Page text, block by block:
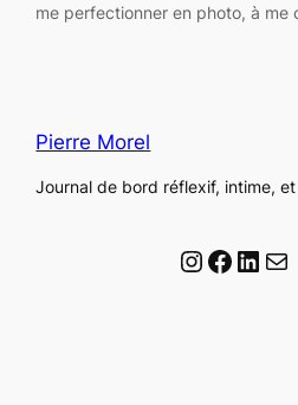
me perfectionner en photo, à me
Pierre Morel
Journal de bord réflexif, intime,
Instagram Facebook LinkedIn Email